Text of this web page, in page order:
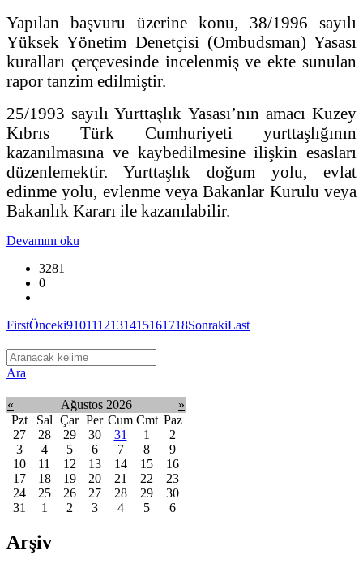
Yapılan başvuru üzerine konu, 38/1996 sayılı
Yüksek Yönetim Denetçisi (Ombudsman) Yasası
kuralları çerçevesinde incelenmiş ve ekte sunulan
rapor tanzim edilmiştir.
25/1993 sayılı Yurttaşlık Yasası’nın amacı Kuzey
Kıbrıs Türk Cumhuriyeti yurttaşlığının
kazanılmasına ve kaybedilmesine ilişkin esasları
düzenlemektir. Yurttaşlık doğum yolu, evlat
edinme yolu, evlenme veya Bakanlar Kurulu veya
Bakanlık Kararı ile kazanılabilir.
Devamını oku
3281
0
FirstÖnceki9101112131415161718SonrakiLast
Ara
« Ağustos 2026
»
Pzt
Sal Çar Per Cum Cmt Paz
27
28 29 30 31 1
2
3
4 5 6 7 8
9
10
11 12 13 14 15
16
17
18 19 20 21 22
23
24
25 26 27 28 29
30
31
1 2 3 4 5 6
Arşiv